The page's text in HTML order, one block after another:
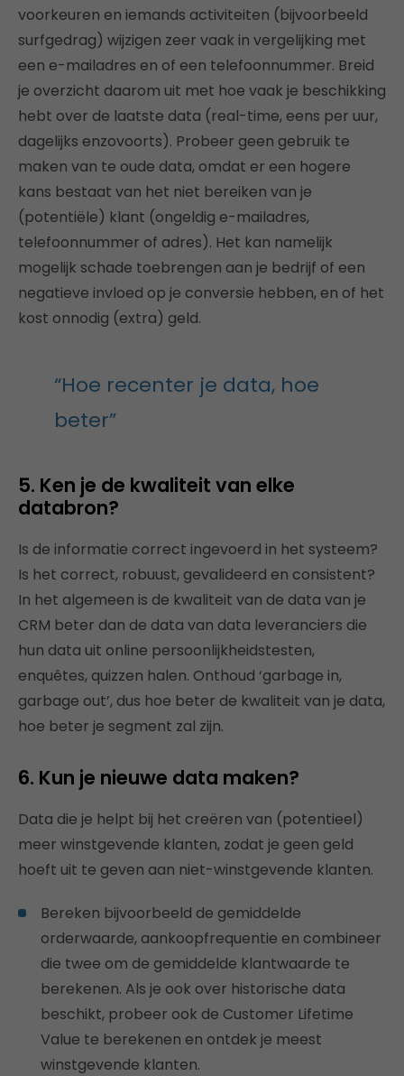
voorkeuren en iemands activiteiten (bijvoorbeeld
surfgedrag) wijzigen zeer vaak in vergelijking met
een e-mailadres en of een telefoonnummer. Breid
je overzicht daarom uit met hoe vaak je beschikking
hebt over de laatste data (real-time, eens per uur,
dagelijks enzovoorts). Probeer geen gebruik te
maken van te oude data, omdat er een hogere
kans bestaat van het niet bereiken van je
(potentiële) klant (ongeldig e-mailadres,
telefoonnummer of adres). Het kan namelijk
mogelijk schade toebrengen aan je bedrijf of een
negatieve invloed op je conversie hebben, en of het
kost onnodig (extra) geld.
“Hoe recenter je data, hoe
beter”
5. Ken je de kwaliteit van elke
databron?
Is de informatie correct ingevoerd in het systeem?
Is het correct, robuust, gevalideerd en consistent?
In het algemeen is de kwaliteit van de data van je
CRM beter dan de data van data leveranciers die
hun data uit online persoonlijkheidstesten,
enquêtes, quizzen halen. Onthoud ‘garbage in,
garbage out’, dus hoe beter de kwaliteit van je data,
hoe beter je segment zal zijn.
6. Kun je nieuwe data maken?
Data die je helpt bij het creëren van (potentieel)
meer winstgevende klanten, zodat je geen geld
hoeft uit te geven aan niet-winstgevende klanten.
Bereken bijvoorbeeld de gemiddelde
orderwaarde, aankoopfrequentie en combineer
die twee om de gemiddelde klantwaarde te
berekenen. Als je ook over historische data
beschikt, probeer ook de Customer Lifetime
Value te berekenen en ontdek je meest
winstgevende klanten.